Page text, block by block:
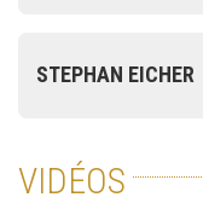
STEPHAN EICHER
VIDÉOS